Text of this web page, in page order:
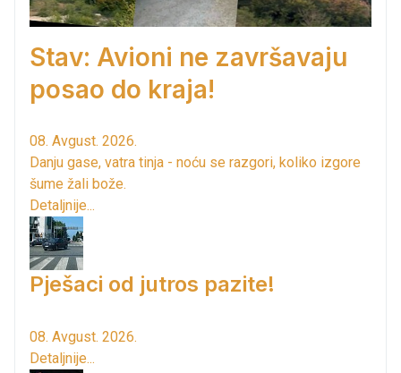
Stav: Avioni ne završavaju
posao do kraja!
08. Avgust. 2026.
Danju gase, vatra tinja - noću se razgori, koliko izgore
šume žali bože.
Detaljnije...
Pješaci od jutros pazite!
08. Avgust. 2026.
Detaljnije...